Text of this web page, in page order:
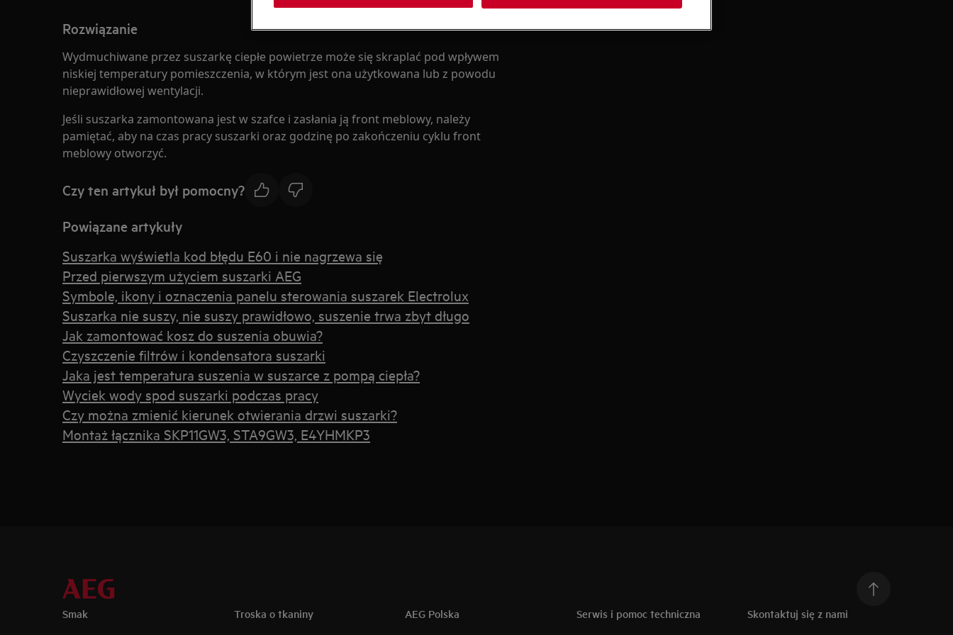
Rozwiązanie
Wydmuchiwane przez suszarkę ciepłe powietrze może się skraplać pod wpływem
niskiej temperatury pomieszczenia, w którym jest ona użytkowana lub z powodu
nieprawidłowej wentylacji.
Jeśli suszarka zamontowana jest w szafce i zasłania ją front meblowy, należy
pamiętać, aby na czas pracy suszarki oraz godzinę po zakończeniu cyklu front
meblowy otworzyć.
Czy ten artykuł był pomocny?
Powiązane artykuły
Suszarka wyświetla kod błędu E60 i nie nagrzewa się
Przed pierwszym użyciem suszarki AEG
Symbole, ikony i oznaczenia panelu sterowania suszarek Electrolux
Suszarka nie suszy, nie suszy prawidłowo, suszenie trwa zbyt długo
Jak zamontować kosz do suszenia obuwia?
Czyszczenie filtrów i kondensatora suszarki
Jaka jest temperatura suszenia w suszarce z pompą ciepła?
Wyciek wody spod suszarki podczas pracy
Czy można zmienić kierunek otwierania drzwi suszarki?
Montaż łącznika SKP11GW3, STA9GW3, E4YHMKP3
Smak Troska o tkaniny AEG Polska Serwis i pomoc techniczna Skontaktuj się z nami